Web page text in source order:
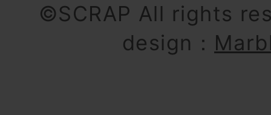
©SCRAP All rights
design：